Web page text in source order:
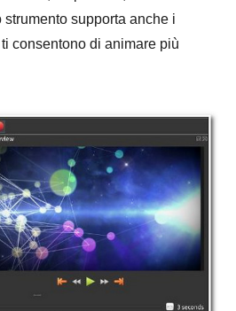
supporta anche i
consentono di animare più